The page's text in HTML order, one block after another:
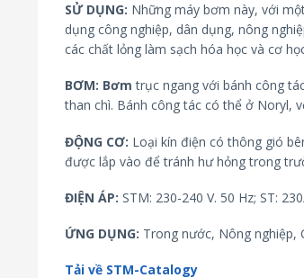
SỬ DỤNG: Những máy bơm này, với
dụng công nghiệp, dân dụng, nông
các chất lỏng làm sạch hóa học và cơ
BƠM: Bơm trục ngang với bánh công
than chì. Bánh công tác có thể ở Noryl,
ĐỘNG CƠ: Loại kín điện có thông gió
được lắp vào để tránh hư hỏng trong
ĐIỆN ÁP: STM: 230-240 V. 50 Hz; ST:
ỨNG DỤNG: Trong nước, Nông nghiệp,
Tải về STM-Catalogy